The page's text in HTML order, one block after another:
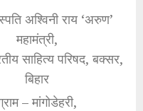
अश्विनी राय ‘अरुण’
महामंत्री,
साहित्य परिषद, बक्सर,
बिहार
– मांगोडेहरी,